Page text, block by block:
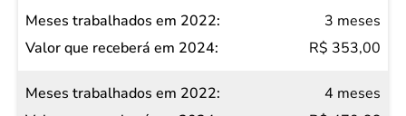
receberá
em 2024
3 meses
R$ 353,00
4 meses